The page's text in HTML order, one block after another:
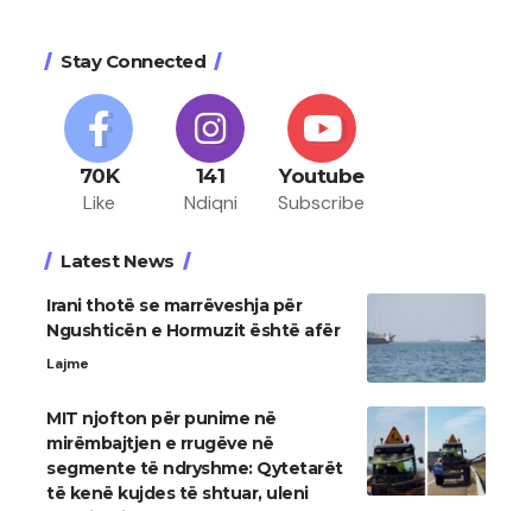
Stay Connected
70K
Like
141
Ndiqni
Youtube
Subscribe
Latest News
Irani thotë se marrëveshja për
Ngushticën e Hormuzit është afër
Lajme
MIT njofton për punime në
mirëmbajtjen e rrugëve në
segmente të ndryshme: Qytetarët
të kenë kujdes të shtuar, uleni